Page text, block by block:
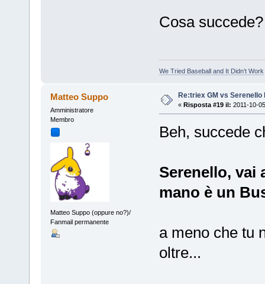
Cosa succede?
We Tried Baseball and It Didn’t Work
Matteo Suppo
Amministratore
Membro
Matteo Suppo (oppure no?)/
Fanmail permanente
Re:triex GM vs Serenello
« Risposta #19 il: 2011-10-
Beh, succede
Serenello, vai
mano è un
a meno che tu
oltre...